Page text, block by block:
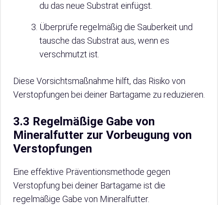
du das neue Substrat einfügst.
Überprüfe regelmäßig die Sauberkeit und
tausche das Substrat aus, wenn es
verschmutzt ist.
Diese Vorsichtsmaßnahme hilft, das Risiko von
Verstopfungen bei deiner Bartagame zu reduzieren.
3.3 Regelmäßige Gabe von
Mineralfutter zur Vorbeugung von
Verstopfungen
Eine effektive Präventionsmethode gegen
Verstopfung bei deiner Bartagame ist die
regelmäßige Gabe von Mineralfutter.